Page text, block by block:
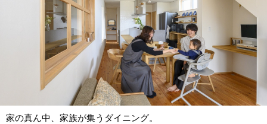
家の真ん中、家族が集うダイニング。